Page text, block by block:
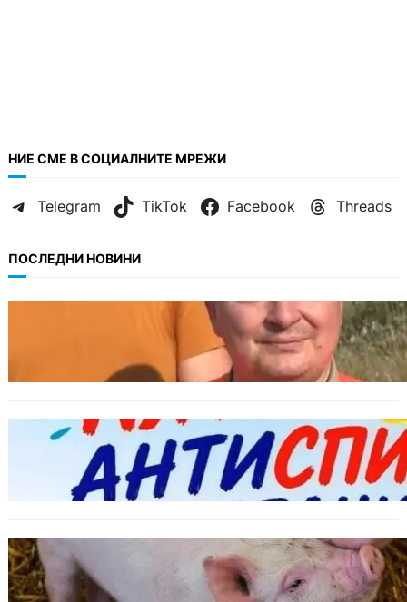
НИЕ СМЕ В СОЦИАЛНИТЕ МРЕЖИ
Telegram TikTok Facebook Threads
ПОСЛЕДНИ НОВИНИ
МЗХ: Ловните билети ще могат да се
издават онлайн
БЪЛГАРИЯ
Варна предлага безплатни и анонимни
тестове за ХИВ и други инфекции през
август
Тревога във Варненско: Африканска чума
по свинете е открита край Гроздьово